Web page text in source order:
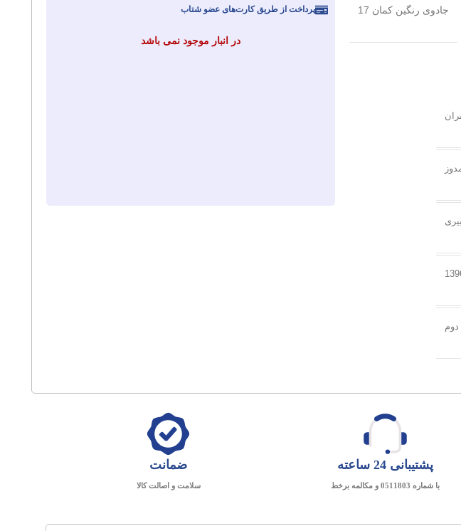
جادوی رنگین کمان 17
دوم
پرداخت از طریق کارت‌های عضو شتاب
در انبار موجود نمی باشد
پشتیبانی 24 ساعته
با شماره 0511803 و مکالمه برخط
ضمانت
سلامت و اصالت کالا